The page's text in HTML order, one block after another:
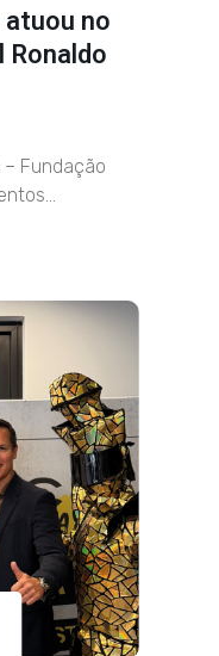
no
Ronaldo
– Fundação